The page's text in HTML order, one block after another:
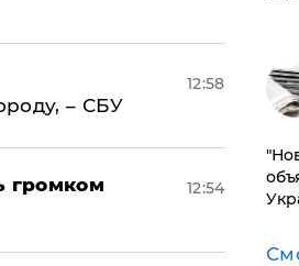
– СБУ
12:58
громком
12:54